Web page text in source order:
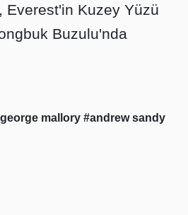
Everest'in Kuzey Yüzü
Buzulu'nda
mallory #andrew sandy